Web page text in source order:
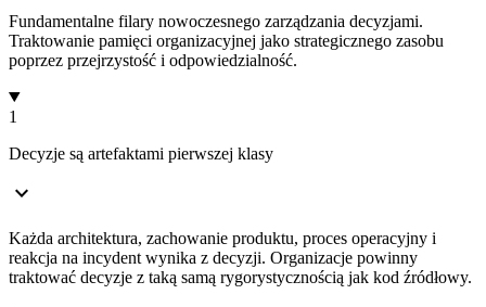
Fundamentalne filary nowoczesnego zarządzania decyzjami.
Traktowanie pamięci organizacyjnej jako strategicznego zasobu
poprzez przejrzystość i odpowiedzialność.
1
Decyzje są artefaktami pierwszej klasy
expand_more
Każda architektura, zachowanie produktu, proces operacyjny i
reakcja na incydent wynika z decyzji. Organizacje powinny
traktować decyzje z taką samą rygorystycznością jak kod źródłowy.